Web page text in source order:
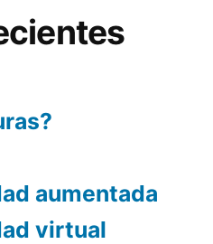
aumentada
virtual